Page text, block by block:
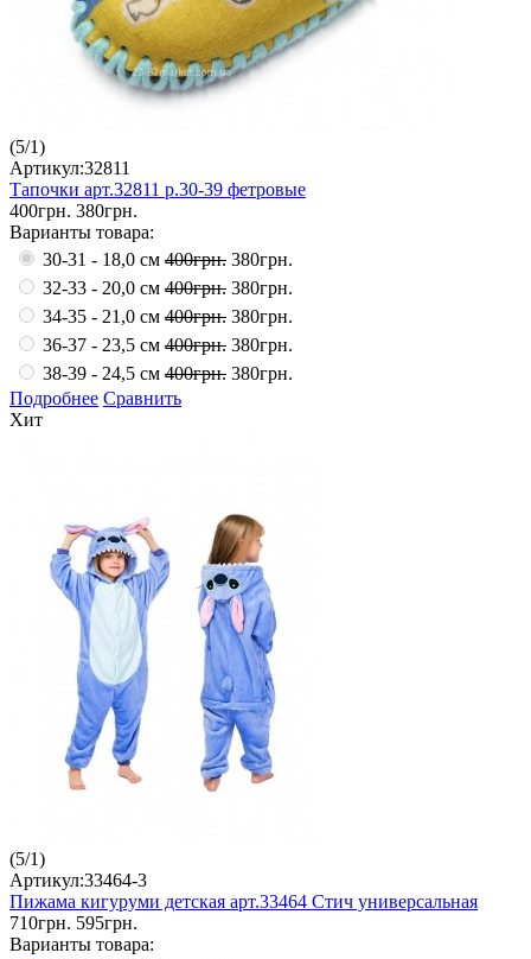
(5/1)
Артикул:32811
Тапочки арт.32811 р.30-39 фетровые
400грн. 380грн.
Варианты товара:
30-31 - 18,0 см 400грн. 380грн.
32-33 - 20,0 см 400грн. 380грн.
34-35 - 21,0 см 400грн. 380грн.
36-37 - 23,5 см 400грн. 380грн.
38-39 - 24,5 см 400грн. 380грн.
Подробнее Сравнить
Хит
(5/1)
Артикул:33464-3
Пижама кигуруми детская арт.33464 Стич универсальная
710грн. 595грн.
Варианты товара: